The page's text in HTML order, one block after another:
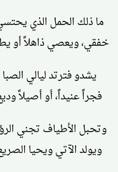
ما ذلك الحمل الذي
خفقي، ويعصي ذاهلاً أو
يشدو فترتد ليالي الصبا
فجراً عنيداً، أو أصيلاً
وتحبل الأطياف تجني
ويولد الآتي ويحيا